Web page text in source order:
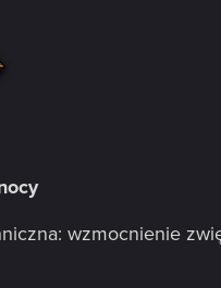
wzmocnienie